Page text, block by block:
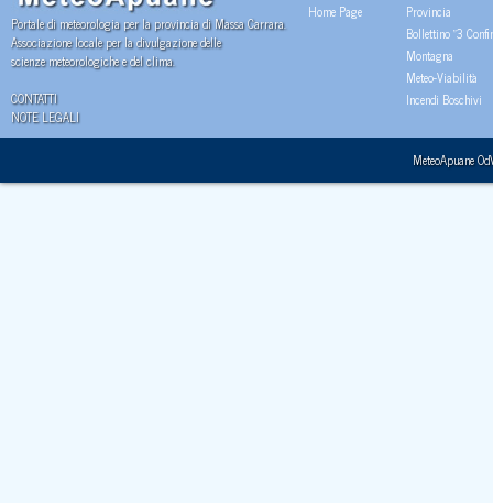
Portale di meteorologia per la provincia di Massa Carrara.
Associazione locale per la divulgazione delle
scienze meteorologiche e del clima.
CONTATTI
NOTE LEGALI
Home Page
Provincia
Bollettino "3
Montagna
Meteo-Viabilità
Incendi Boschivi
MeteoApuane